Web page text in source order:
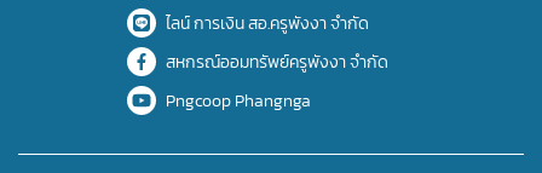
ไลน์ การเงิน สอ.ครูพังงา จำกัด
สหกรณ์ออมทรัพย์ครูพังงา จำกัด
Pngcoop Phangnga